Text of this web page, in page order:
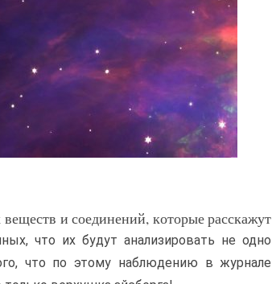
и соединений, которые расскажут
что их будут анализировать не одно
что по этому наблюдению в журнале